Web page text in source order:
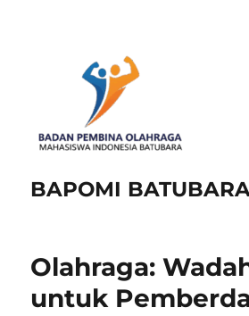
BAPOMI
Olahraga:
untuk